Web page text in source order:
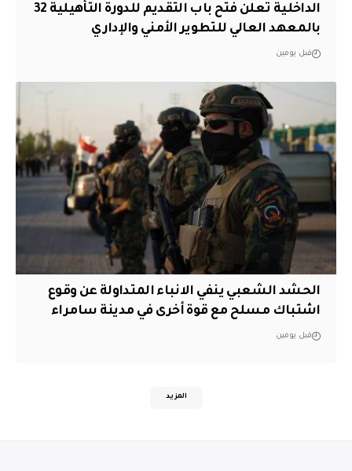
الداخلية تعلن فتح باب التقديم للدورة التأهيلية 32
بالمعهد العالي للتطوير الأمني والإداري
قبل يومين
الحشد الشعبي ينفي الانباء المتداولة عن وقوع
اشتباك مسلح مع قوة أخرى في مدينة سامراء
قبل يومين
المزيد